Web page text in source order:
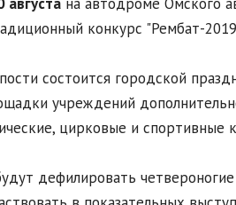
конкурс "Рембат-
состоится городской
учреждений
цирковые и спортивные
дефилировать